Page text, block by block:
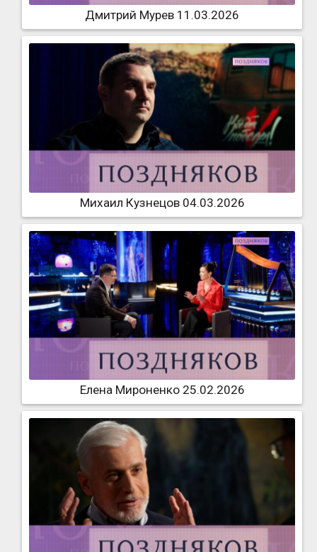
Дмитрий Мурев 11.03.2026
Михаил Кузнецов 04.03.2026
Елена Мироненко 25.02.2026